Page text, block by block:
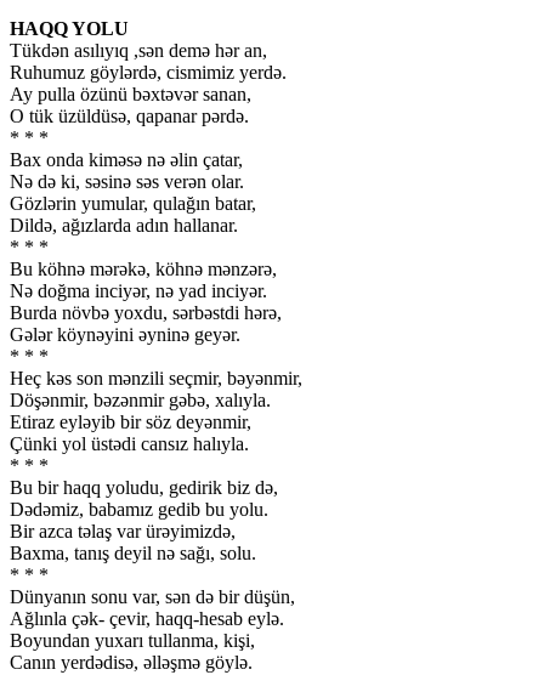
HAQQ YOLU
Tükdən asılıyıq ,sən demə hər an,
Ruhumuz göylərdə, cismimiz yerdə.
Ay pulla özünü bəxtəvər sanan,
O tük üzüldüsə, qapanar pərdə.
* * *
Bax onda kiməsə nə əlin çatar,
Nə də ki, səsinə səs verən olar.
Gözlərin yumular, qulağın batar,
Dildə, ağızlarda adın hallanar.
* * *
Bu köhnə mərəkə, köhnə mənzərə,
Nə doğma inciyər, nə yad inciyər.
Burda növbə yoxdu, sərbəstdi hərə,
Gələr köynəyini əyninə geyər.
* * *
Heç kəs son mənzili seçmir, bəyənmir,
Döşənmir, bəzənmir gəbə, xalıyla.
Etiraz eyləyib bir söz deyənmir,
Çünki yol üstədi cansız halıyla.
* * *
Bu bir haqq yoludu, gedirik biz də,
Dədəmiz, babamız gedib bu yolu.
Bir azca təlaş var ürəyimizdə,
Baxma, tanış deyil nə sağı, solu.
* * *
Dünyanın sonu var, sən də bir düşün,
Ağlınla çək- çevir, haqq-hesab eylə.
Boyundan yuxarı tullanma, kişi,
Canın yerdədisə, əlləşmə göylə.